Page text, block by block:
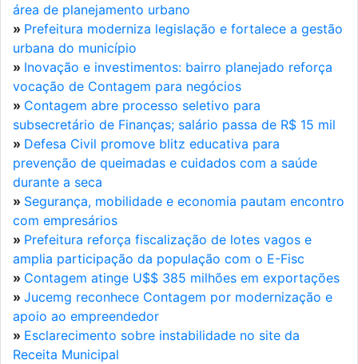
área de planejamento urbano
» Prefeitura moderniza legislação e fortalece a gestão
urbana do município
» Inovação e investimentos: bairro planejado reforça
vocação de Contagem para negócios
» Contagem abre processo seletivo para
subsecretário de Finanças; salário passa de R$ 15 mil
» Defesa Civil promove blitz educativa para
prevenção de queimadas e cuidados com a saúde
durante a seca
» Segurança, mobilidade e economia pautam encontro
com empresários
» Prefeitura reforça fiscalização de lotes vagos e
amplia participação da população com o E-Fisc
» Contagem atinge U$$ 385 milhões em exportações
» Jucemg reconhece Contagem por modernização e
apoio ao empreendedor
» Esclarecimento sobre instabilidade no site da
Receita Municipal